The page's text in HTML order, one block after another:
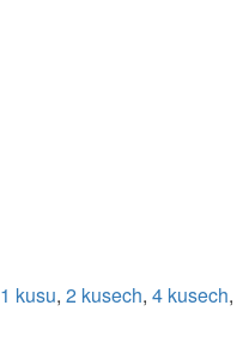
1 kusu, 2 kusech, 4 kusech,